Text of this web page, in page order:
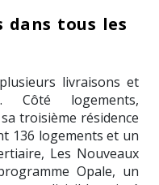
dans tous les
livraisons et
Côté logements,
troisième résidence
136 logements et un
Les Nouveaux
Opale, un